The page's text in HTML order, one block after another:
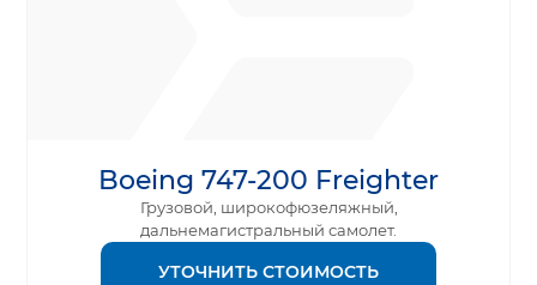
Boeing 747-200 Freighter
Грузовой, широкофюзеляжный,
дальнемагистральный самолет.
УТОЧНИТЬ СТОИМОСТЬ